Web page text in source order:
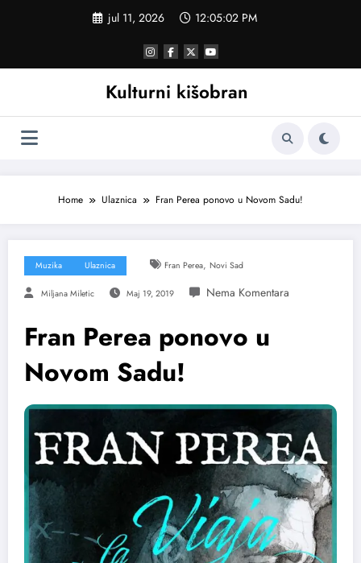
jul 11, 2026 12:05:02 PM
Kulturni kišobran
Home Ulaznica Fran Perea ponovo u Novom Sadu!
Muzika Ulaznica Fran Perea, Novi Sad
Miljana Miletic Maj 19, 2019
Fran Perea ponovo u
Novom Sadu!